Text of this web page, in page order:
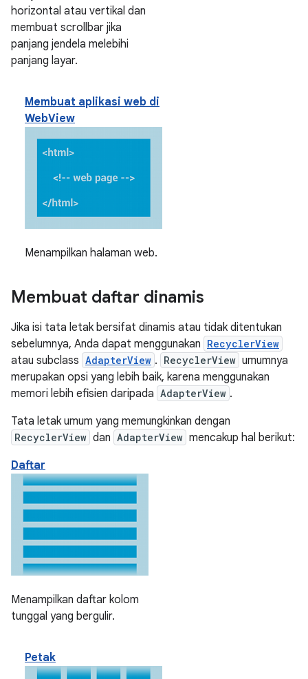
horizontal atau vertikal dan
membuat scrollbar jika
panjang jendela melebihi
panjang layar.
Membuat aplikasi web di
WebView
Menampilkan halaman web.
Membuat daftar dinamis
Jika isi tata letak bersifat dinamis atau tidak ditentukan
sebelumnya, Anda dapat menggunakan RecyclerView
atau subclass AdapterView . RecyclerView umumnya
merupakan opsi yang lebih baik, karena menggunakan
memori lebih efisien daripada AdapterView .
Tata letak umum yang memungkinkan dengan
RecyclerView dan AdapterView mencakup hal berikut:
Daftar
Menampilkan daftar kolom
tunggal yang bergulir.
Petak